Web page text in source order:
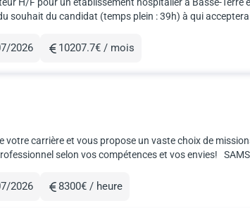
H/F pour un établissement hospitalier à Basse-Terre
souhait du candidat (temps plein : 39h) à qui
2026
Rémunération
10207.7€ / mois
carrière et vous propose un vaste choix de
selon vos compétences et vos envies! SAMSIC MEDICAL,
2026
Rémunération
8300€ / heure